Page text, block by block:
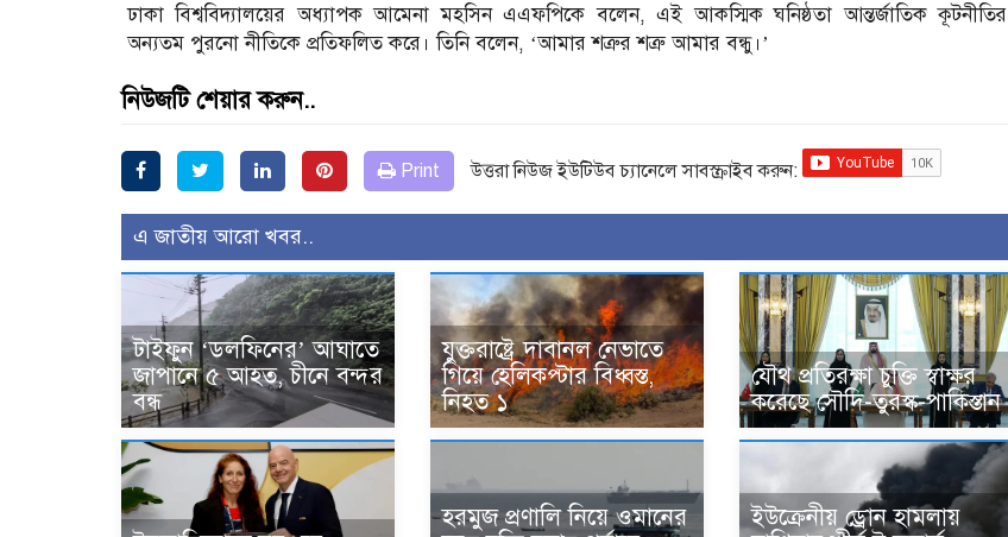
ঢাকা বিশ্ববিদ্যালয়ের অধ্যাপক আমেনা মহসিন এএফপিকে বলেন, এই আকস্মিক ঘনিষ্ঠতা আন্তর্জাতিক কূটনীতির
অন্যতম পুরনো নীতিকে প্রতিফলিত করে। তিনি বলেন, ‘আমার শত্রুর শত্রু আমার বন্ধু।’
নিউজটি শেয়ার করুন..
Print উত্তরা নিউজ ইউটিউব চ্যানেলে সাবস্ক্রাইব করুন:
এ জাতীয় আরো খবর..
টাইফুন ‘ডলফিনের’ আঘাতে
জাপানে ৫ আহত, চীনে বন্দর
বন্ধ
যুক্তরাষ্ট্রে দাবানল নেভাতে
গিয়ে হেলিকপ্টার বিধ্বস্ত,
নিহত ১
যৌথ প্রতিরক্ষা চুক্তি স্বাক্ষর
করেছে সৌদি-তুরস্ক-পাকিস্তান
হরমুজ প্রণালি নিয়ে ওমানের
ইউক্রেনীয় ড্রোন হামলায়